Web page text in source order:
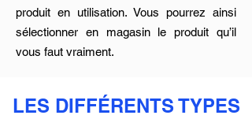
produit en utilisation. Vous pourrez ainsi
sélectionner en magasin le produit qu’il
vous faut vraiment.
LES DIFFÉRENTS TYPES